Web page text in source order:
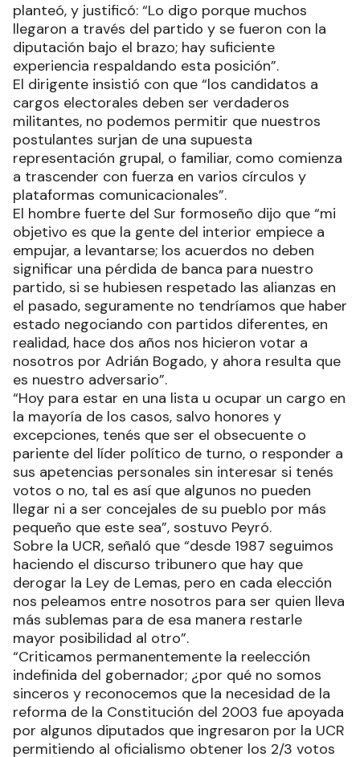
planteó, y justificó: “Lo digo porque muchos
llegaron a través del partido y se fueron con la
diputación bajo el brazo; hay suficiente
experiencia respaldando esta posición”.
El dirigente insistió con que “los candidatos a
cargos electorales deben ser verdaderos
militantes, no podemos permitir que nuestros
postulantes surjan de una supuesta
representación grupal, o familiar, como comienza
a trascender con fuerza en varios círculos y
plataformas comunicacionales”.
El hombre fuerte del Sur formoseño dijo que “mi
objetivo es que la gente del interior empiece a
empujar, a levantarse; los acuerdos no deben
significar una pérdida de banca para nuestro
partido, si se hubiesen respetado las alianzas en
el pasado, seguramente no tendríamos que haber
estado negociando con partidos diferentes, en
realidad, hace dos años nos hicieron votar a
nosotros por Adrián Bogado, y ahora resulta que
es nuestro adversario”.
“Hoy para estar en una lista u ocupar un cargo en
la mayoría de los casos, salvo honores y
excepciones, tenés que ser el obsecuente o
pariente del líder político de turno, o responder a
sus apetencias personales sin interesar si tenés
votos o no, tal es así que algunos no pueden
llegar ni a ser concejales de su pueblo por más
pequeño que este sea”, sostuvo Peyró.
Sobre la UCR, señaló que “desde 1987 seguimos
haciendo el discurso tribunero que hay que
derogar la Ley de Lemas, pero en cada elección
nos peleamos entre nosotros para ser quien lleva
más sublemas para de esa manera restarle
mayor posibilidad al otro”.
“Criticamos permanentemente la reelección
indefinida del gobernador; ¿por qué no somos
sinceros y reconocemos que la necesidad de la
reforma de la Constitución del 2003 fue apoyada
por algunos diputados que ingresaron por la UCR
permitiendo al oficialismo obtener los 2/3 votos